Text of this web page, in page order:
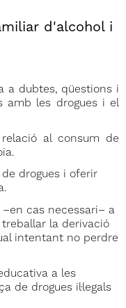
d'alcohol i
a dubtes, qüestions i
amb les drogues i el
al consum de
drogues i oferir
cas necessari– a
la derivació
intentant no perdre
a les
de drogues il·legals